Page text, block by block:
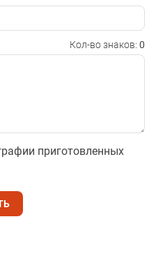
Кол-во знаков: 0
приготовленных